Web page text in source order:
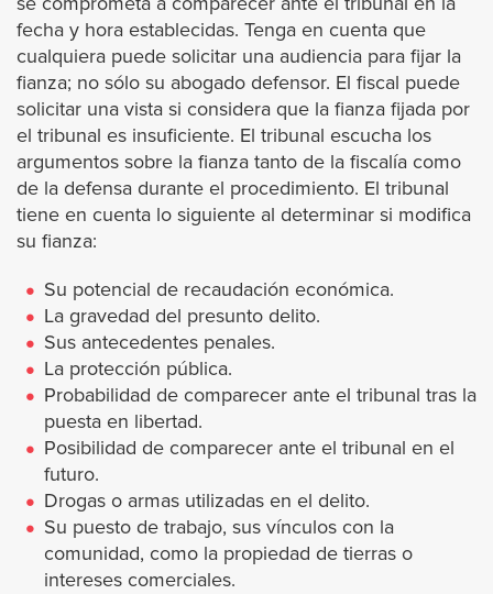
Fullerton
Garden Grove
Huntington Beach
Irvine
Laguna Beach
Laguna Niguel
Lake Forest
Mission Viejo
Newport Beach
fecha y hora establecidas. Tenga en cuenta que
cualquiera puede solicitar una audiencia para fijar la
fianza; no sólo su abogado defensor. El fiscal puede
solicitar una vista si considera que la fianza fijada por
el tribunal es insuficiente. El tribunal escucha los
argumentos sobre la fianza tanto de la fiscalía como
de la defensa durante el procedimiento. El tribunal
tiene en cuenta lo siguiente al determinar si modifica
su fianza:
Su potencial de recaudación económica.
La gravedad del presunto delito.
Sus antecedentes penales.
La protección pública.
Probabilidad de comparecer ante el tribunal tras la
puesta en libertad.
Posibilidad de comparecer ante el tribunal en el
futuro.
Drogas o armas utilizadas en el delito.
Su puesto de trabajo, sus vínculos con la
comunidad, como la propiedad de tierras o
intereses comerciales.